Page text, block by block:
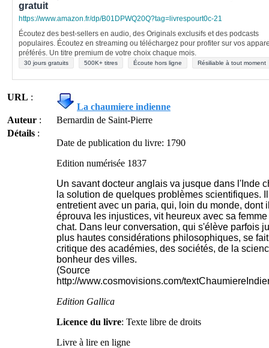
gratuit
https://www.amazon.fr/dp/B01DPWQ20Q?tag=livrespourt0c-21
Écoutez des best-sellers en audio, des Originals exclusifs et des podcasts
populaires. Écoutez en streaming ou téléchargez pour profiter sur vos
préférés. Un titre premium de votre choix chaque mois.
30 jours gratuits 500K+ titres Écoute hors ligne Résiliable à tout moment
URL :
La chaumiere indienne
Auteur :
Bernardin de Saint-Pierre
Détails :
Date de publication du livre: 1790
Edition numérisée 1837
Un savant docteur anglais va jusque dans l'Inde
la solution de quelques problèmes scientifiques.
entretient avec un paria, qui, loin du monde, dont
éprouva les injustices, vit heureux avec sa femme
chat. Dans leur conversation, qui s'élève parfois
plus hautes considérations philosophiques, se
critique des académies, des sociétés, de la
bonheur des villes.
(Source
http://www.cosmovisions.com/
Edition Gallica
Licence du livre: Texte libre de droits
Livre à lire en ligne